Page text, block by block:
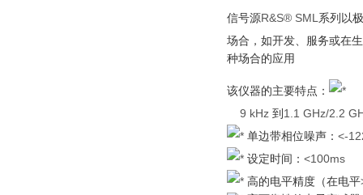
信号源R&S® SML 系列以
场合，如开发、服务或在
种场合的应用
该仪器的主要特点：
9 kHz 到 1.1 GHz/2.2
单边带相位噪声： <-
设定时间： <100ms
高的电平精度（在电平